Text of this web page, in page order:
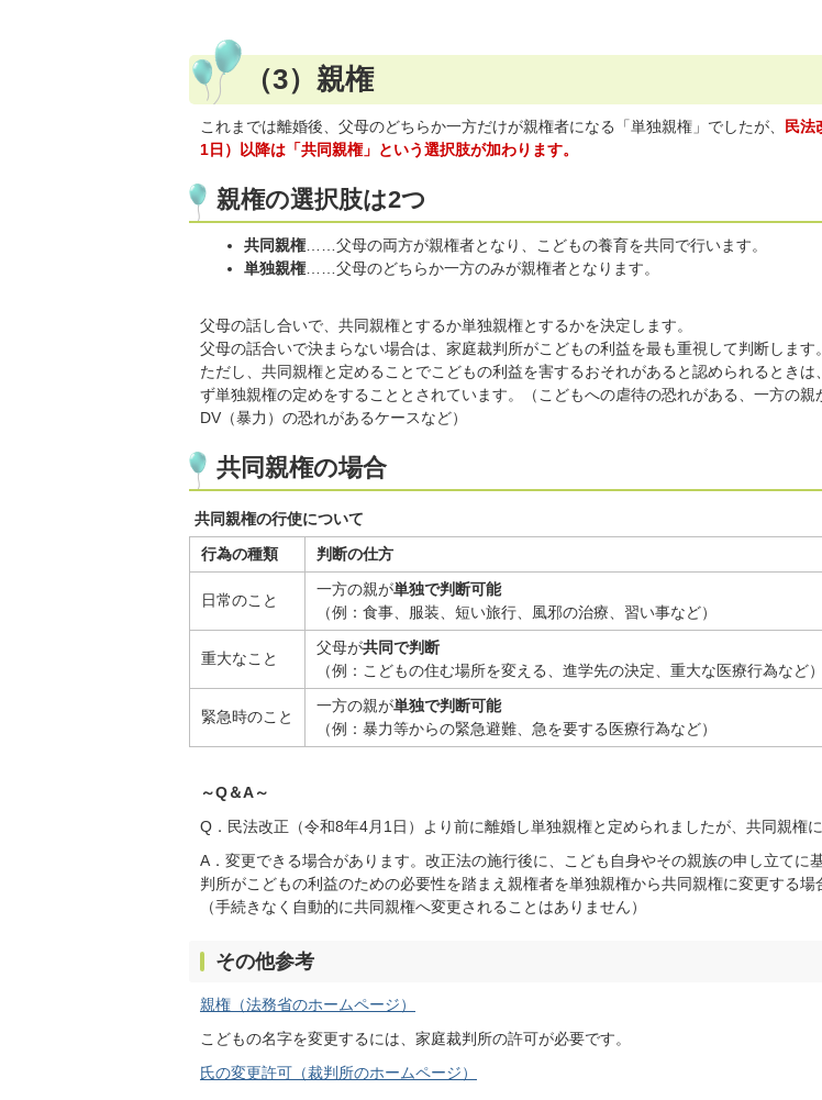
（3）親権
これまでは離婚後、父母のどちらか一方だけが親権者になる「単独親権」でしたが、
民法
1日）以降は「共同親権」という選択肢が加わります。
親権の選択肢は2つ
共同親権……父母の両方が親権者となり、こどもの養育を共同で行います。
単独親権……父母のどちらか一方のみが親権者となります。
父母の話し合いで、共同親権とするか単独親権とするかを決定します。
父母の話合いで決まらない場合は、家庭裁判所がこどもの利益を最も重視して判断します。
ただし、共同親権と定めることでこどもの利益を害するおそれがあると認められるときは
ず単独親権の定めをすることとされています。（こどもへの虐待の恐れがある、一方の親
DV（暴力）の恐れがあるケースなど）
共同親権の場合
共同親権の行使について
行為の種類
判断の仕方
日常のこと
一方の親が単独で判断可能
（例：食事、服装、短い旅行、風邪の治療、習い事など）
重大なこと
父母が共同で判断
（例：こどもの住む場所を変える、進学先の決定、重大な医療行為など）
緊急時のこと
一方の親が単独で判断可能
（例：暴力等からの緊急避難、急を要する医療行為など）
～Q＆A～
Q．民法改正（令和8年4月1日）より前に離婚し単独親権と定められましたが、共同親権
A．変更できる場合があります。改正法の施行後に、こども自身やその親族の申し立てに
判所がこどもの利益のための必要性を踏まえ親権者を単独親権から共同親権に変更する場
（手続きなく自動的に共同親権へ変更されることはありません）
その他参考
親権（法務省のホームページ）
こどもの名字を変更するには、家庭裁判所の許可が必要です。
氏の変更許可（裁判所のホームページ）